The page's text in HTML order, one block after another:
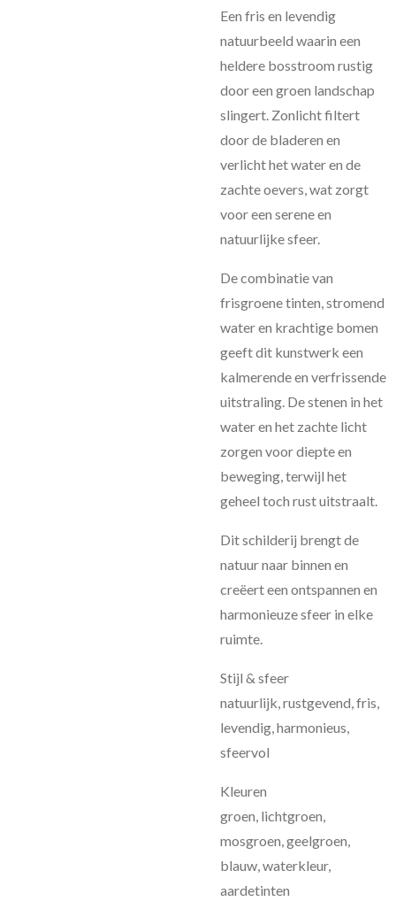
Een fris en levendig
natuurbeeld waarin een
heldere bosstroom rustig
door een groen landschap
slingert. Zonlicht filtert
door de bladeren en
verlicht het water en de
zachte oevers, wat zorgt
voor een serene en
natuurlijke sfeer.
De combinatie van
frisgroene tinten, stromend
water en krachtige bomen
geeft dit kunstwerk een
kalmerende en verfrissende
uitstraling. De stenen in het
water en het zachte licht
zorgen voor diepte en
beweging, terwijl het
geheel toch rust uitstraalt.
Dit schilderij brengt de
natuur naar binnen en
creëert een ontspannen en
harmonieuze sfeer in elke
ruimte.
Stijl & sfeer
natuurlijk, rustgevend, fris,
levendig, harmonieus,
sfeervol
Kleuren
groen, lichtgroen,
mosgroen, geelgroen,
blauw, waterkleur,
aardetinten